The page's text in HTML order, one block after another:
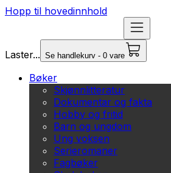
Hopp til hovedinnhold
Laster... Se handlekurv - 0 vare
Bøker
Skjønnlitteratur
Dokumentar og fakta
Hobby og fritid
Barn og ungdom
Ung voksen
Serieromaner
Fagbøker